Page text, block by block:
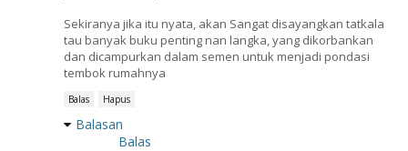
Sekiranya jika itu nyata, akan Sangat disayangkan tatkala
tau banyak buku penting nan langka, yang dikorbankan
dan dicampurkan dalam semen untuk menjadi pondasi
tembok rumahnya
Balas Hapus
Balasan
Balas